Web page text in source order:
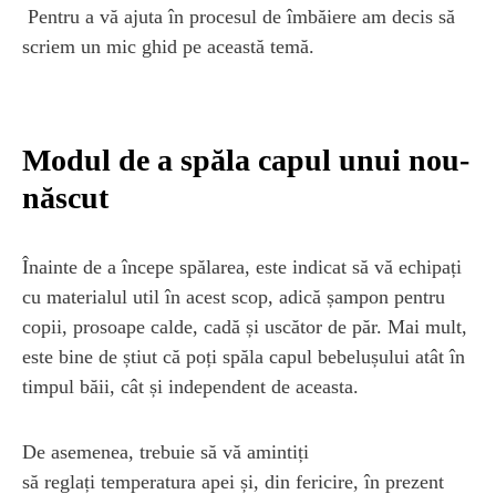
Pentru a vă ajuta în procesul de îmbăiere am decis să
scriem un mic ghid pe această temă.
Modul de a spăla capul unui nou-
născut
Înainte de a începe spălarea, este indicat să vă echipați
cu materialul util în acest scop, adică șampon pentru
copii, prosoape calde, cadă și uscător de păr. Mai mult,
este bine de știut că poți spăla capul bebelușului atât în
timpul băii, cât și independent de aceasta.
De asemenea, trebuie să vă amintiți
să reglați temperatura apei și, din fericire, în prezent